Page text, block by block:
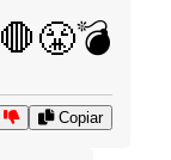
Copiar